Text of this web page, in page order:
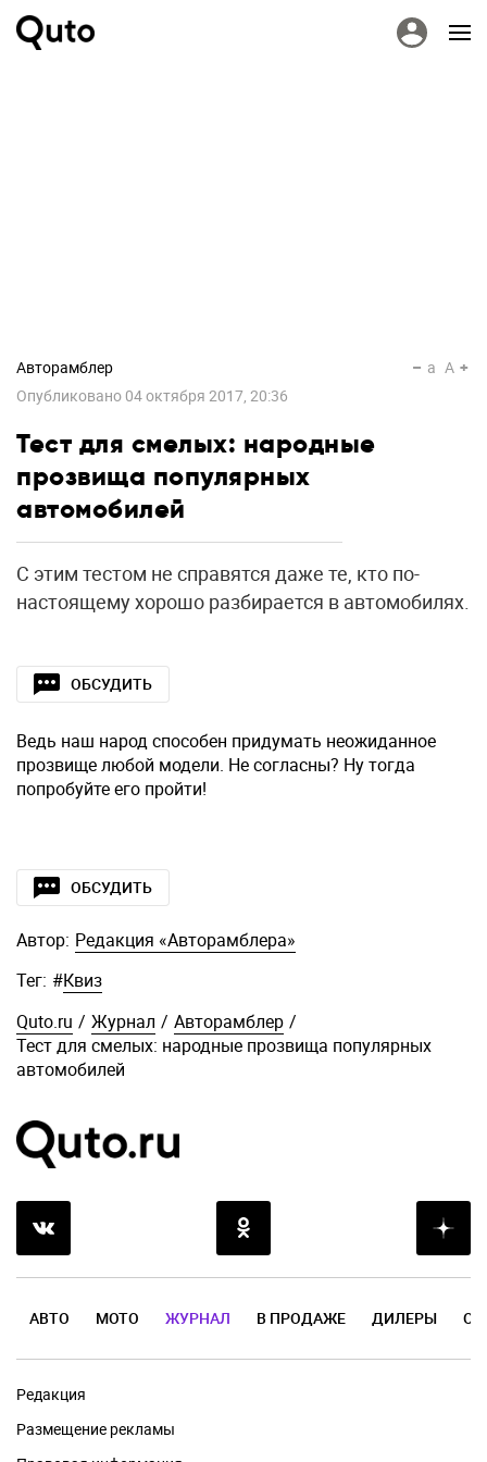
Авторамблер
Опубликовано 04 октября 2017, 20:36
a A
Тест для смелых: народные
прозвища популярных
автомобилей
С этим тестом не справятся даже те, кто по-
настоящему хорошо разбирается в автомобилях.
ОБСУДИТЬ
Ведь наш народ способен придумать неожиданное
прозвище любой модели. Не согласны? Ну тогда
попробуйте его пройти!
ОБСУДИТЬ
Автор: Редакция «Авторамблера»
Тег: #Квиз
Quto.ru / Журнал / Авторамблер /
Тест для смелых: народные прозвища популярных
автомобилей
АВТО МОТО ЖУРНАЛ В ПРОДАЖЕ ДИЛЕРЫ
Редакция
Размещение рекламы